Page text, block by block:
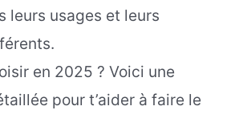
leurs usages et leurs
en 2025 ? Voici une
pour t’aider à faire le